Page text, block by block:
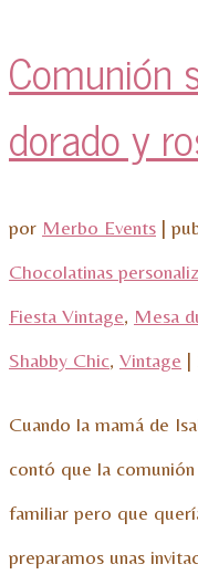
Comunión
dorado y
por Merbo Events |
Chocolatinas
Fiesta Vintage, Mesa
Shabby Chic, Vintage |
Cuando la mamá de
contó que la
familiar pero que
preparamos unas